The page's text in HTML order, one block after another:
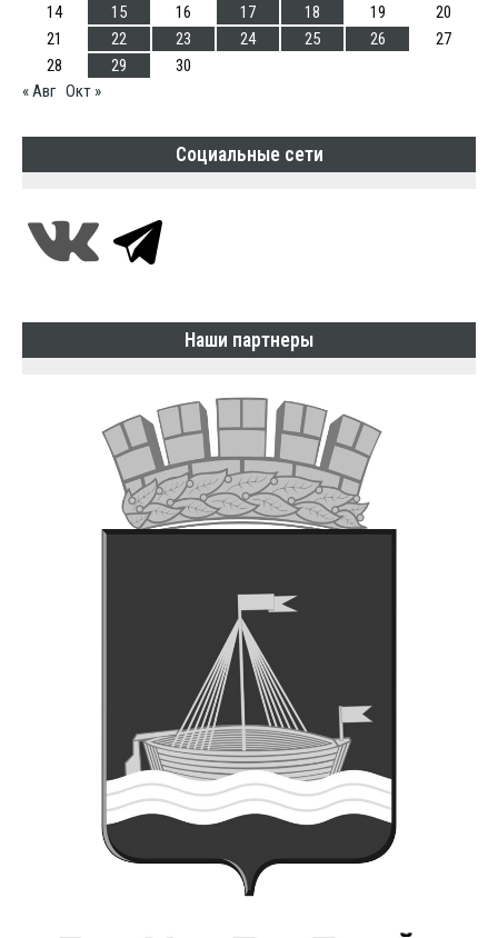
14
15 16 17 18 19
20
21
22 23 24 25 26
27
28
29
30
« Авг Окт »
Социальные сети
Наши партнеры